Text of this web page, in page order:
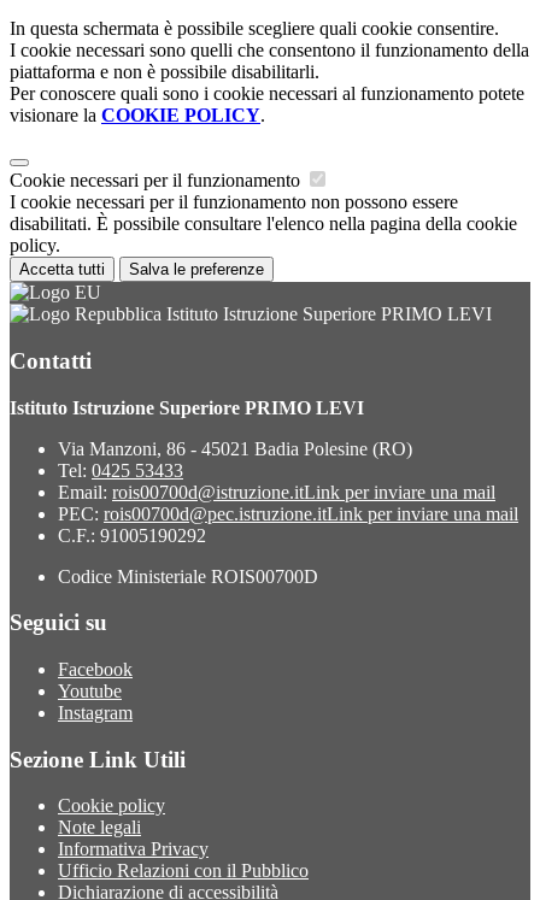
In questa schermata è possibile scegliere quali cookie consentire.
I cookie necessari sono quelli che consentono il funzionamento della
piattaforma e non è possibile disabilitarli.
Per conoscere quali sono i cookie necessari al funzionamento potete
visionare la COOKIE POLICY.
Cookie necessari per il funzionamento
I cookie necessari per il funzionamento non possono essere
disabilitati. È possibile consultare l'elenco nella pagina della cookie
policy.
Accetta tutti Salva le preferenze
Istituto Istruzione Superiore PRIMO LEVI
Contatti
Istituto Istruzione Superiore PRIMO LEVI
Via Manzoni, 86 - 45021 Badia Polesine (RO)
Tel: 0425 53433
Email: rois00700d@istruzione.itLink per inviare una mail
PEC: rois00700d@pec.istruzione.itLink per inviare una mail
C.F.: 91005190292
Codice Ministeriale ROIS00700D
Seguici su
Facebook
Youtube
Instagram
Sezione Link Utili
Cookie policy
Note legali
Informativa Privacy
Ufficio Relazioni con il Pubblico
Dichiarazione di accessibilità